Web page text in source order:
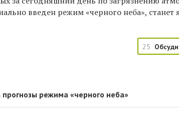
введен режим «черного неба», станет
25
прогнозы режима «черного неба»